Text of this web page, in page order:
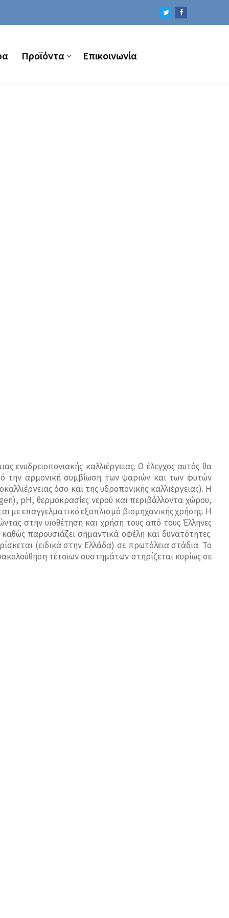
Προϊόντα Επικοινωνία
2016/679
ενυδρειοπονιακής καλλιέργειας. Ο έλεγχος αυτός θα
την αρμονική συμβίωση των ψαριών και των φυτών
όσο και της υδροπονικής καλλιέργειας). Η
pH, θερμοκρασίες νερού και περιβάλλοντα χώρου,
με επαγγελματικό εξοπλισμό βιομηχανικής χρήσης. Η
στην υιοθέτηση και χρήση τους από τους Έλληνες
παρουσιάζει σημαντικά οφέλη και δυνατότητες.
(ειδικά στην Ελλάδα) σε πρωτόλεια στάδια. Το
τέτοιων συστημάτων στηρίζεται κυρίως σε